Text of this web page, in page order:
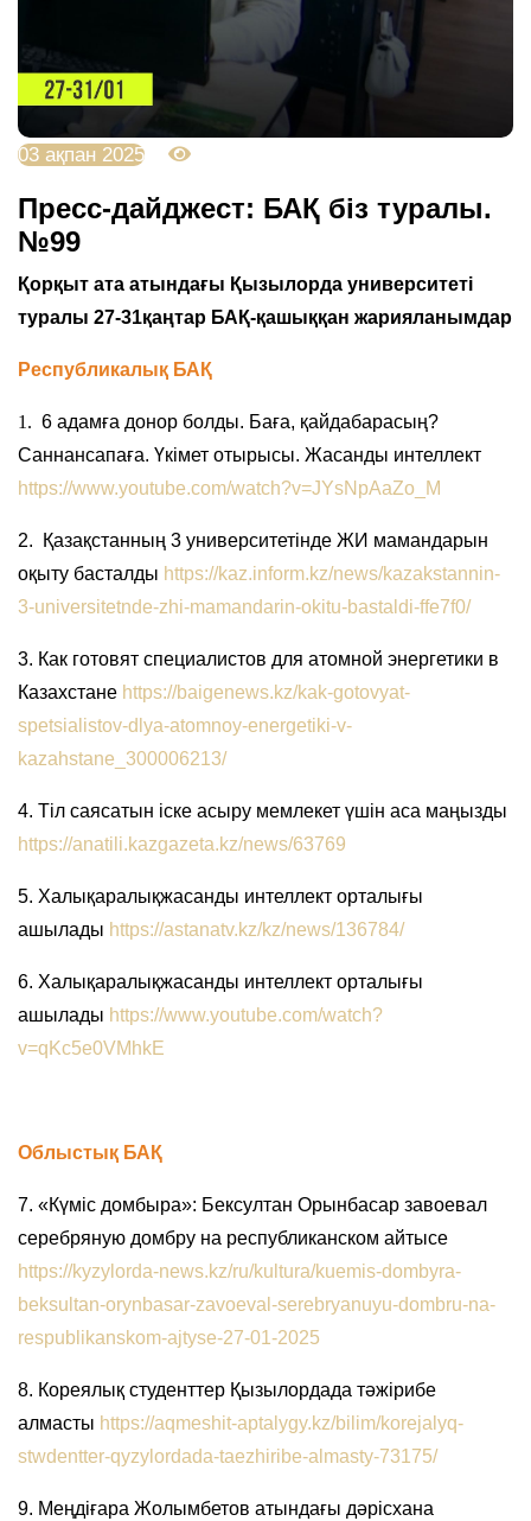
03 ақпан 2025
Пресс-дайджест: БАҚ біз туралы.
№99
Қорқыт ата атындағы Қызылорда университеті
туралы 27-31қаңтар БАҚ-қашыққан жарияланымдар
Республикалық БАҚ
6 адамға донор болды. Баға, қайдабарасың?
Саннансапаға. Үкімет отырысы. Жасанды интеллект
https://www.youtube.com/watch?v=JYsNpAaZo_M
2.
Қазақстанның 3 университетінде ЖИ мамандарын
оқыту басталды https://kaz.inform.kz/news/kazakstannin-
3-universitetnde-zhi-mamandarin-okitu-bastaldi-ffe7f0/
3. Как готовят специалистов для атомной энергетики в
Казахстане https://baigenews.kz/kak-gotovyat-
spetsialistov-dlya-atomnoy-energetiki-v-
kazahstane_300006213/
4. Тіл саясатын іске асыру мемлекет үшін аса маңызды
https://anatili.kazgazeta.kz/news/63769
5. Халықаралықжасанды интеллект орталығы
ашылады https://astanatv.kz/kz/news/136784/
6. Халықаралықжасанды интеллект орталығы
ашылады https://www.youtube.com/watch?
v=qKc5e0VMhkE
Облыстық БАҚ
7. «Күміс домбыра»: Бексултан Орынбасар завоевал
серебряную домбру на республиканском айтысе
https://kyzylorda-news.kz/ru/kultura/kuemis-dombyra-
beksultan-orynbasar-zavoeval-serebryanuyu-dombru-na-
respublikanskom-ajtyse-27-01-2025
8. Кореялық студенттер Қызылордада тәжірибе
алмасты https://aqmeshit-aptalygy.kz/bilim/korejalyq-
stwdentter-qyzylordada-taezhiribe-almasty-73175/
9. Меңдіғара Жолымбетов атындағы дәрісхана